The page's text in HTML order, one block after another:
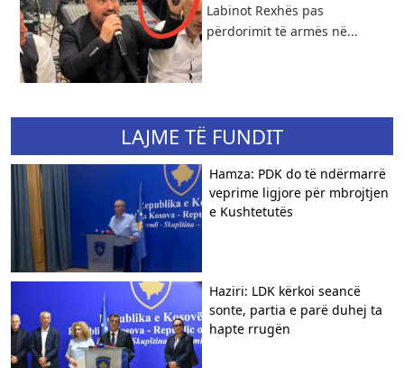
Labinot Rexhës pas
përdorimit të armës në...
LAJME TË FUNDIT
Hamza: PDK do të ndërmarrë
veprime ligjore për mbrojtjen
e Kushtetutës
Haziri: LDK kërkoi seancë
sonte, partia e parë duhej ta
hapte rrugën